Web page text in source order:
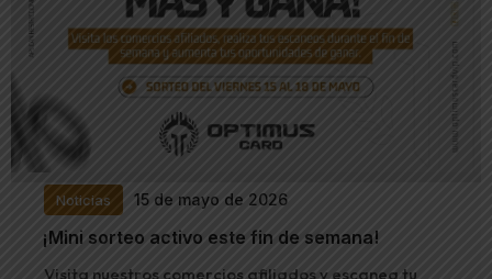
Noticias 15 de mayo de 2026
¡Mini sorteo activo este fin de semana!
Visita nuestros comercios afiliados y escanea tu